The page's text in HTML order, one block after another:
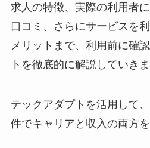
求人の特徴、実際の利用者
口コミ、さらにサービスを
メリットまで、利用前に確
トを徹底的に解説していきま
テックアダプトを活用して
件でキャリアと収入の両方